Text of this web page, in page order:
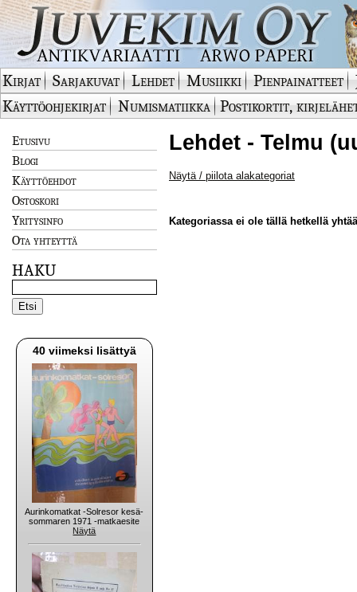
Kirjat Sarjakuvat Lehdet Musiikki Pienpainatteet
Käyttöohjekirjat
Numismatiikka Postikortit,
Etusivu
Blogi
Käyttöehdot
Ostoskori
Yritysinfo
Ota yhteyttä
HAKU
40 viimeksi lisättyä
Aurinkomatkat -Solresor kesä-
sommaren 1971 -matkaesite
Näytä
Lehdet - Telmu
Näytä / piilota alakategoriat
Kategoriassa ei ole tällä hetkellä